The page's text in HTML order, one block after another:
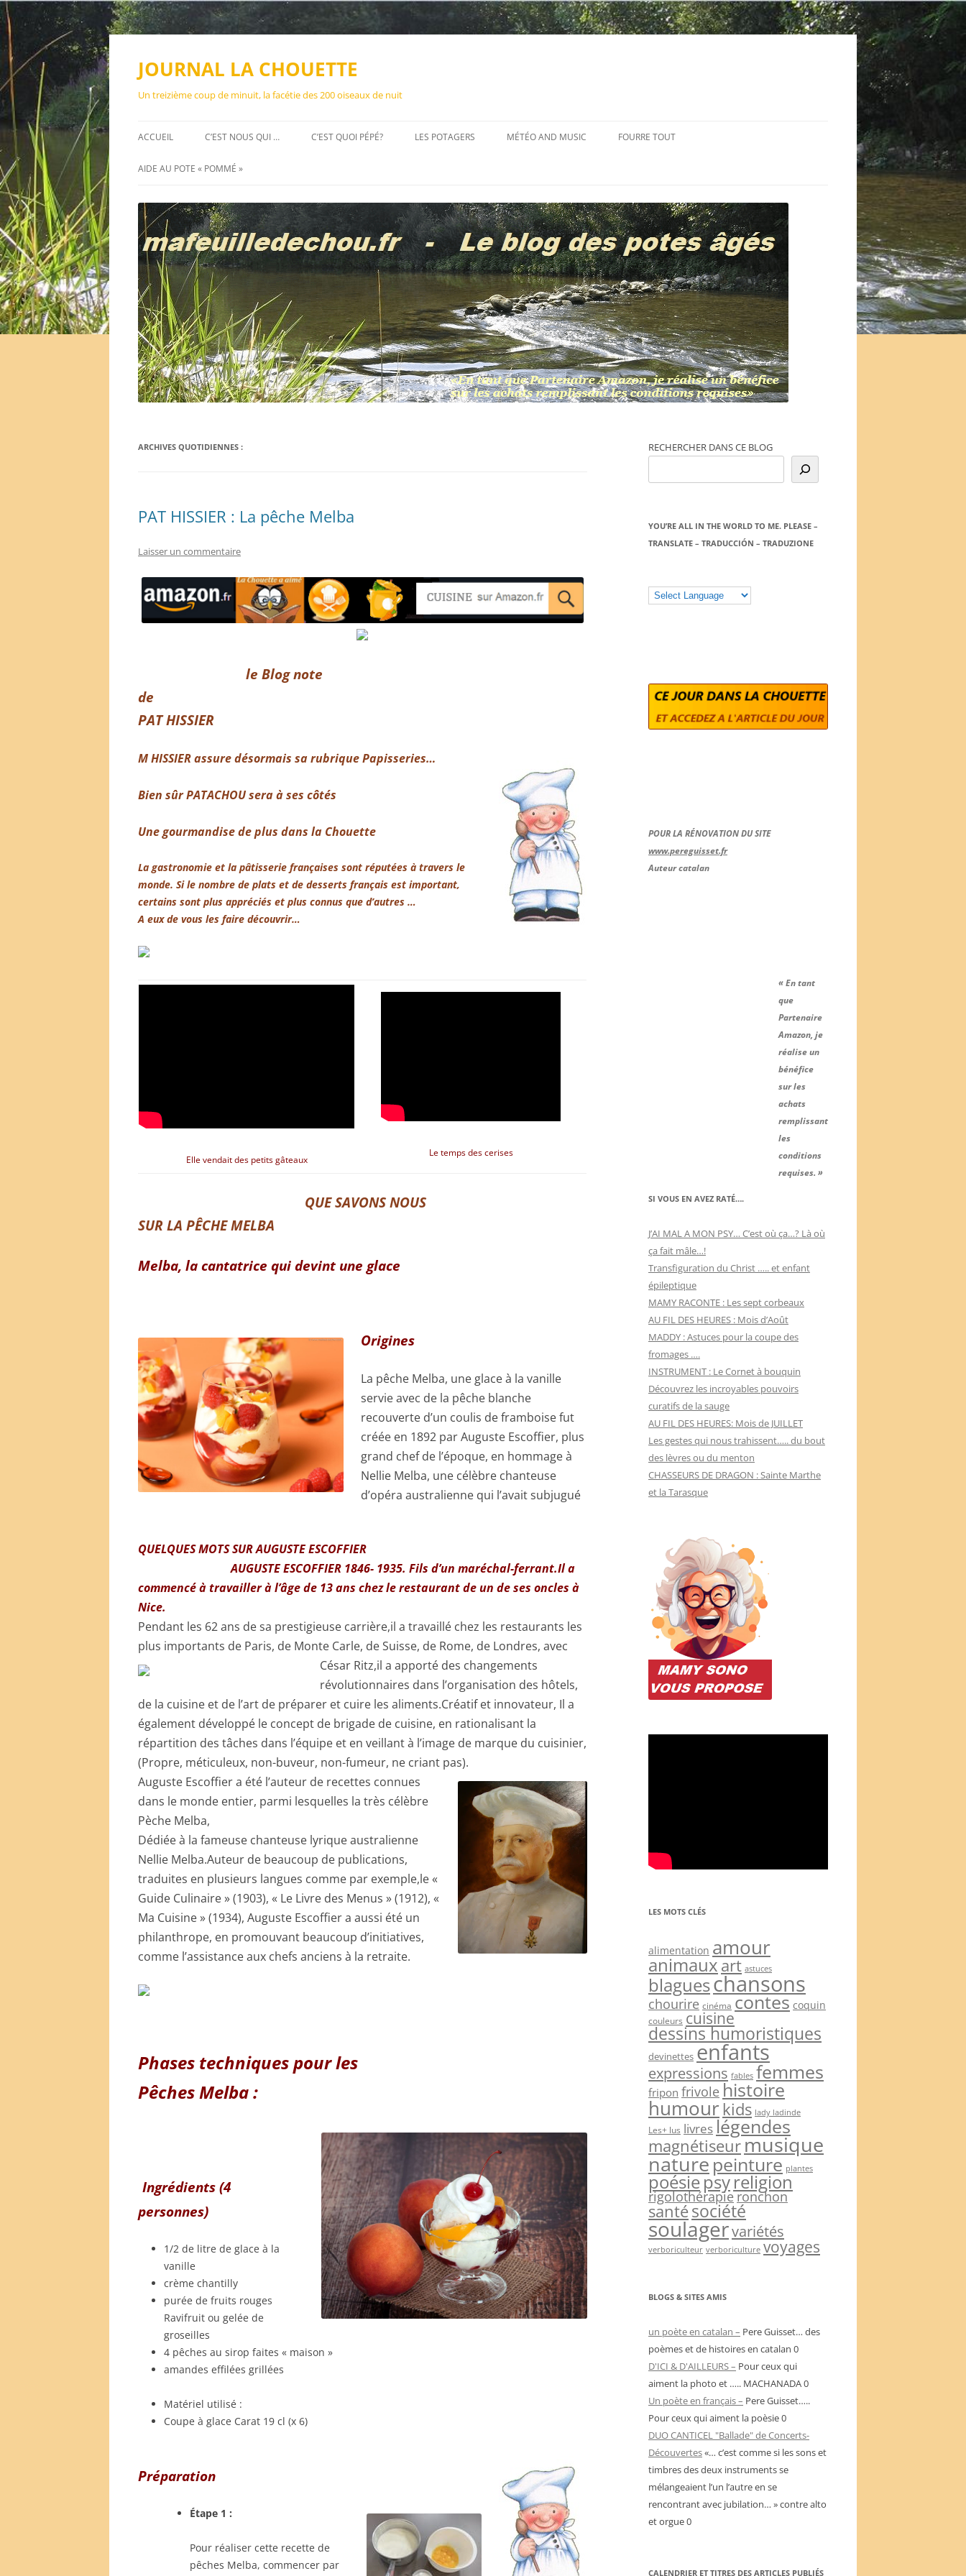
Aller
JOURNAL LA CHOUETTE
Un treizième coup de minuit, la facétie des 200 oiseaux de nuit
ACCUEIL C’EST NOUS QUI … C’EST QUOI PÉPÉ? LES POTAGERS MÉTÉO AND MUSIC FOURRE TOUT
AIDE AU POTE « POMMÉ »
ARCHIVES QUOTIDIENNES :
PAT HISSIER : La pêche Melba
Laisser un commentaire
le Blog note
de
PAT HISSIER
M HISSIER assure désormais sa rubrique Papisseries…
Bien sûr PATACHOU sera à ses côtés
Une gourmandise de plus dans la Chouette
La gastronomie et la pâtisserie françaises sont réputées à travers le
monde. Si le nombre de plats et de desserts français est important,
certains sont plus appréciés et plus connus que d’autres …
A eux de vous les faire découvrir…
Elle vendait des petits gâteaux
Le temps des cerises
QUE SAVONS NOUS
SUR LA PÊCHE MELBA
Melba, la cantatrice qui devint une glace
Origines
La pêche Melba, une glace à la vanille
servie avec de la pêche blanche
recouverte d’un coulis de framboise fut
créée en 1892 par Auguste Escoffier, plus
grand chef de l’époque, en hommage à
Nellie Melba, une célèbre chanteuse
d’opéra australienne qui l’avait subjugué
QUELQUES MOTS SUR AUGUSTE ESCOFFIER
AUGUSTE ESCOFFIER 1846- 1935. Fils d’un maréchal-ferrant.Il a
commencé à travailler à l’âge de 13 ans chez le restaurant de un de ses oncles à
Nice.
Pendant les 62 ans de sa prestigieuse carrière,il a travaillé chez les restaurants les
plus importants de Paris, de Monte Carle, de Suisse, de Rome, de Londres, avec
César Ritz,il a apporté des changements
révolutionnaires dans l’organisation des hôtels,
de la cuisine et de l’art de préparer et cuire les aliments.Créatif et innovateur, Il a
également développé le concept de brigade de cuisine, en rationalisant la
répartition des tâches dans l’équipe et en veillant à l’image de marque du cuisinier,
(Propre, méticuleux, non-buveur, non-fumeur, ne criant pas).
Auguste Escoffier a été l’auteur de recettes connues
dans le monde entier, parmi lesquelles la très célèbre
Pèche Melba,
Dédiée à la fameuse chanteuse lyrique australienne
Nellie Melba.Auteur de beaucoup de publications,
traduites en plusieurs langues comme par exemple,le «
Guide Culinaire » (1903), « Le Livre des Menus » (1912), «
Ma Cuisine » (1934), Auguste Escoffier a aussi été un
philanthrope, en promouvant beaucoup d’initiatives,
comme l’assistance aux chefs anciens à la retraite.
Phases techniques pour les
Pêches Melba :
Ingrédients (4
personnes)
1/2 de litre de glace à la
vanille
crème chantilly
purée de fruits rouges
Ravifruit ou gelée de
groseilles
4 pêches au sirop faites « maison »
amandes effilées grillées
Matériel utilisé :
Coupe à glace Carat 19 cl (x 6)
Préparation
Étape 1 :
Pour réaliser cette recette de
pêches Melba, commencer par
RECHERCHER DANS CE BLOG
YOU’RE ALL IN THE WORLD TO ME. PLEASE –
TRANSLATE – TRADUCCIÓN – TRADUZIONE
POUR LA RÉNOVATION DU SITE
www.pereguisset.fr
Auteur catalan
« En tant
que
Partenaire
Amazon, je
réalise un
bénéfice
sur les
achats
remplissant
les
conditions
requises. »
SI VOUS EN AVEZ RATÉ….
J’AI MAL A MON PSY… C’est où ça…? Là où
ça fait mâle…!
Transfiguration du Christ ….. et enfant
épileptique
MAMY RACONTE : Les sept corbeaux
AU FIL DES HEURES : Mois d’Août
MADDY : Astuces pour la coupe des
fromages ….
INSTRUMENT : Le Cornet à bouquin
Découvrez les incroyables pouvoirs
curatifs de la sauge
AU FIL DES HEURES: Mois de JUILLET
Les gestes qui nous trahissent….. du bout
des lèvres ou du menton
CHASSEURS DE DRAGON : Sainte Marthe
et la Tarasque
LES MOTS CLÉS
alimentation amour
animauxart astuces
blagueschansons
chourire cinéma contes coquin
couleurs cuisine
dessins humoristiques
devinettes enfants
expressions fables femmes
fripon frivole histoire
humour kids lady ladinde
Les+ lus livreslégendes
magnétiseurmusique
naturepeinture plantes
poésiepsyreligion
rigolothérapieronchon
santésociété
soulagervariétés
verboriculteur verboriculture voyages
BLOGS & SITES AMIS
un poète en catalan – Pere Guisset… des
poèmes et de histoires en catalan 0
D'ICI & D'AILLEURS – Pour ceux qui
aiment la photo et ….. MACHANADA 0
Un poète en français – Pere Guisset…..
Pour ceux qui aiment la poèsie 0
DUO CANTICEL "Ballade" de Concerts-
Découvertes«… c’est comme si les sons et
timbres des deux instruments se
mélangeaient l’un l’autre en se
rencontrant avec jubilation… » contre alto
et orgue 0
CALENDRIER ET TITRES DES ARTICLES PUBLIÉS